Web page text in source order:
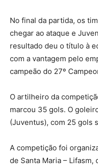
No final da partida, os
chegar ao ataque e
resultado deu o título à
com a vantagem pelo
campeão do 27º
O artilheiro da
marcou 35 gols. O
(Juventus), com 25 gols
A competição foi
de Santa Maria –